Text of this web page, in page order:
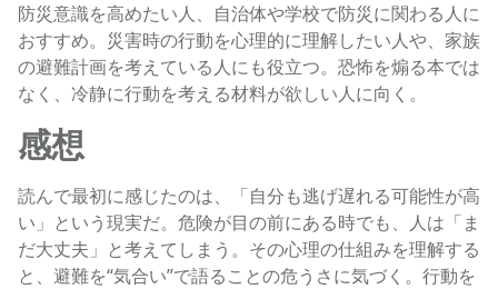
防災意識を高めたい人、自治体や学校で防災に関わる人に
おすすめ。災害時の行動を心理的に理解したい人や、家族
の避難計画を考えている人にも役立つ。恐怖を煽る本では
なく、冷静に行動を考える材料が欲しい人に向く。
感想
読んで最初に感じたのは、「自分も逃げ遅れる可能性が高
い」という現実だ。危険が目の前にある時でも、人は「ま
だ大丈夫」と考えてしまう。その心理の仕組みを理解する
と、避難を“気合い”で語ることの危うさに気づく。行動を